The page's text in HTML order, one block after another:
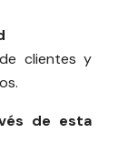
de clientes y
de esta